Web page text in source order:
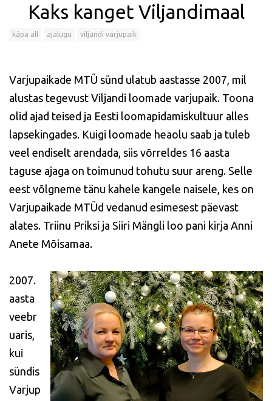
Kaks kanget Viljandimaal
käpa all ajalugu viljandi varjupaik
Varjupaikade MTÜ sünd ulatub aastasse 2007, mil
alustas tegevust Viljandi loomade varjupaik. Toona
olid ajad teised ja Eesti loomapidamiskultuur alles
lapsekingades. Kuigi loomade heaolu saab ja tuleb
veel endiselt arendada, siis võrreldes 16 aasta
taguse ajaga on toimunud tohutu suur areng. Selle
eest võlgneme tänu kahele kangele naisele, kes on
Varjupaikade MTÜd vedanud esimesest päevast
alates. Triinu Priksi ja Siiri Mängli loo pani kirja Anni
Anete Mõisamaa.
2007.
aasta
veebr
uaris,
kui
sündis
Varjup